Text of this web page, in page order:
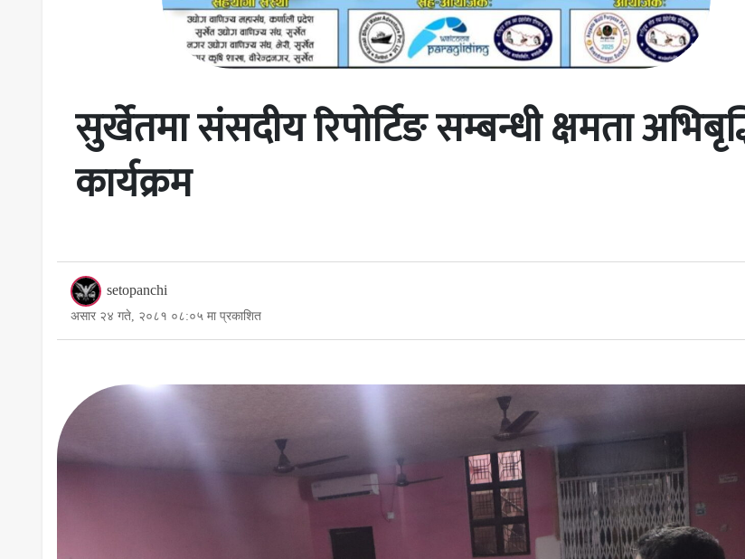
सुर्खेतमा संसदीय रिपोर्टिङ सम्बन्धी क्षमता
कार्यक्रम
setopanchi
असार २४ गते, २०८१ ०८:०५ मा प्रकाशित